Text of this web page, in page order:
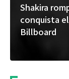
Shakira
conquista
Billboard